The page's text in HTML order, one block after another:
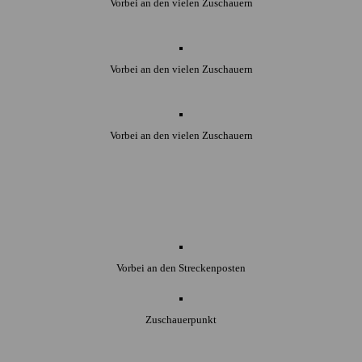
Vorbei an den vielen Zuschauern
Vorbei an den vielen Zuschauern
Vorbei an den vielen Zuschauern
Vorbei an den Streckenposten
Zuschauerpunkt